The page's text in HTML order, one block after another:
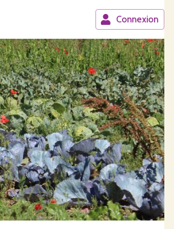
Connexion